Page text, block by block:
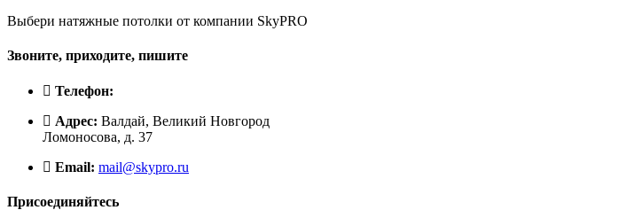
Выбери натяжные потолки от компании SkyPRO
Звоните, приходите, пишите
Телефон:
Адрес: Валдай, Великий Новгород
Ломоносова, д. 37
Email: mail@skypro.ru
Присоединяйтесь